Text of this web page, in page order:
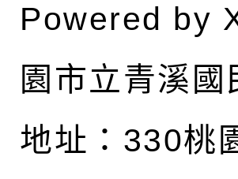
Powered by
園市立青溪國
地址： 330桃